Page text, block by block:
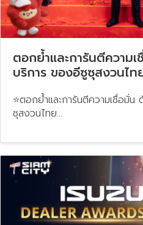
ตอกย้ำและการันตีความ
บริการ ของอีซูซุสงวนไท
⭐️ตอกย้ำและการันตีความเชื่อมั่
ซุสงวนไทย...